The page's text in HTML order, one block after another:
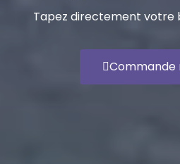
Tapez directement votre
Commande